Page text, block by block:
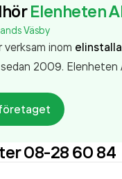
Elenheten
Väsby
verksam inom
2009. Elenheten
08-28 60 84